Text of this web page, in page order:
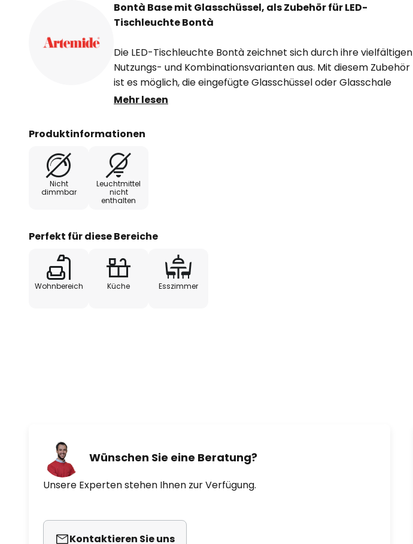
Bontà Base mit Glasschüssel, als Zubehör für LED-
Tischleuchte Bontà
Die LED-Tischleuchte Bontà zeichnet sich durch ihre vielfältigen
Nutzungs- und Kombinationsvarianten aus. Mit diesem Zubehör
ist es möglich, die eingefügte Glasschüssel oder Glasschale
auszutauschen oder zu variieren. Die Schüssel kann auch
mitgelieferte Fuß aus dunklem Holz gewährleistet einen
auf dem Tisch platziert und mit Snacks gefüllt werden kann.
Mehr lesen
Produktinformationen
Nicht
dimmbar
Leuchtmittel
nicht
enthalten
Perfekt für diese Bereiche
Wohnbereich Küche Esszimmer
Wünschen Sie eine Beratung?
Unsere Experten stehen Ihnen zur Verfügung.
Kontaktieren Sie uns